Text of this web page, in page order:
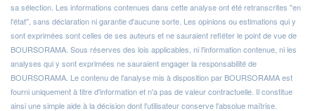
sa sélection. Les informations contenues dans cette analyse ont été retranscrites "en
l'état", sans déclaration ni garantie d'aucune sorte. Les opinions ou estimations qui y
sont exprimées sont celles de ses auteurs et ne sauraient refléter le point de vue de
BOURSORAMA. Sous réserves des lois applicables, ni l'information contenue, ni les
analyses qui y sont exprimées ne sauraient engager la responsabilité de
BOURSORAMA. Le contenu de l'analyse mis à disposition par BOURSORAMA est
fourni uniquement à titre d'information et n'a pas de valeur contractuelle. Il constitue
ainsi une simple aide à la décision dont l'utilisateur conserve l'absolue maîtrise.